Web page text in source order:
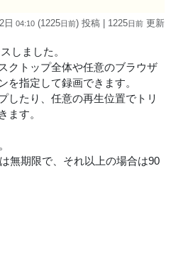
日 04:10 (1225日前) 投稿 | 1225日前 更新
しました。
クトップ全体や任意のブラウザ
を指定して録画できます。
したり、任意の再生位置でトリ
ます。
無期限で、それ以上の場合は90